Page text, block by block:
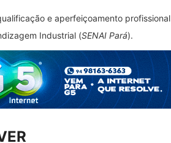
e aperfeiçoamento profissional
Industrial (SENAI Pará).